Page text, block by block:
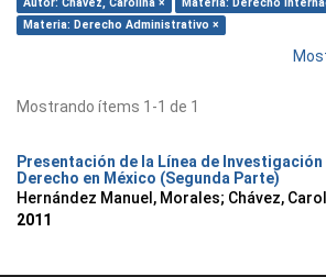
Materia: Derecho Administrativo ×
Mostrando ítems 1-1 de 1
Presentación de la Línea de Investigación
Derecho en México (Segunda Parte)
Hernández Manuel, Morales; Chávez,
2011